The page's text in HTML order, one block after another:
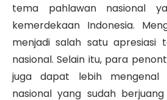
tema pahlawan nasional
kemerdekaan Indonesia.
menjadi salah satu apresiasi
nasional. Selain itu, para
juga dapat lebih mengenal
nasional yang sudah